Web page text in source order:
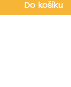
Do košíku